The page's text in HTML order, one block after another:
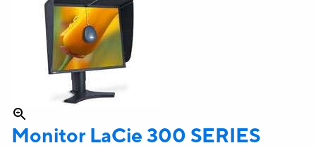
Monitor LaCie 300 SERIES